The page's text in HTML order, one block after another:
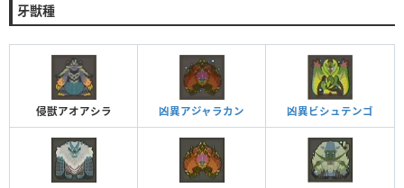
牙獣種
侵獣アオアシラ 凶異アジャラカン 凶異ビシュテンゴ